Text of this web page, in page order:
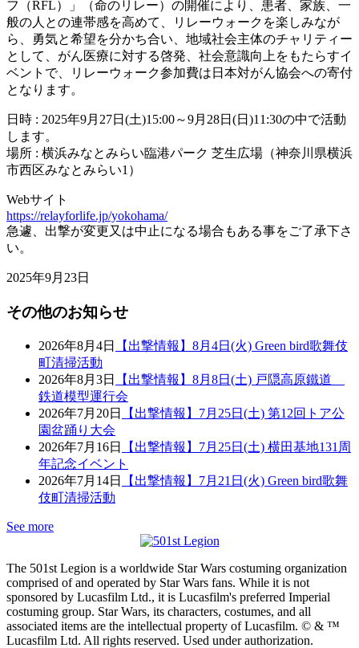
フ（RFL）」（命のリレー）の開催により、患者、家族、一
般の人との連帯感を高めて、リレーウォークを楽しみなが
ら、勇気と希望を分かち合い、地域社会主体のチャリティー
として、がん医療に対する啓発、社会意識向上をもたらすイ
ベントで、リレーウォーク参加費は日本対がん協会への寄付
となります。
日時 : 2025年9月27日(土)15:00～9月28日(日)11:30の中で活動
します。
場所 : 横浜みなとみらい臨港パーク 芝生広場（神奈川県横浜
市西区みなとみらい1）
Webサイト
https://relayforlife.jp/yokohama/
急遽、出撃が変更又は中止になる場合もある事をご了承下さ
い。
2025年9月23日
その他のお知らせ
2026年8月4日
【出撃情報】8月4日(火) Green bird歌舞伎
町清掃活動
2026年8月3日
【出撃情報】8月8日(土) 戸隠高原鐵道
鉄道模型運行会
2026年7月20日
【出撃情報】7月25日(土) 第12回トア公
園盆踊り大会
2026年7月16日
【出撃情報】7月25日(土) 横田基地131周
年記念イベント
2026年7月14日
【出撃情報】7月21日(火) Green bird歌舞
伎町清掃活動
See more
The 501st Legion is a worldwide Star Wars costuming organization
comprised of and operated by Star Wars fans. While it is not
sponsored by Lucasfilm Ltd., it is Lucasfilm's preferred Imperial
costuming group. Star Wars, its characters, costumes, and all
associated items are the intellectual property of Lucasfilm. © & ™
Lucasfilm Ltd. All rights reserved. Used under authorization.